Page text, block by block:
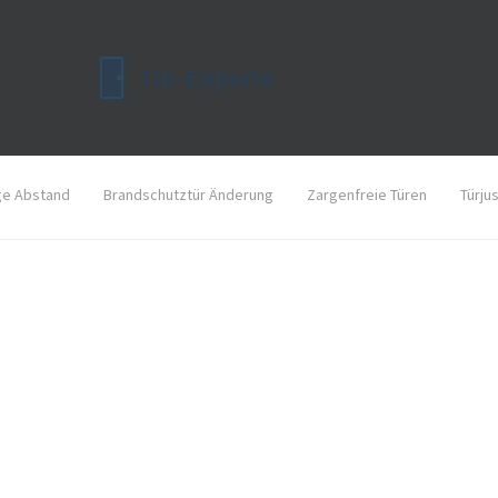
Abstand Brandschutztür Änderung Zargenfreie Türen